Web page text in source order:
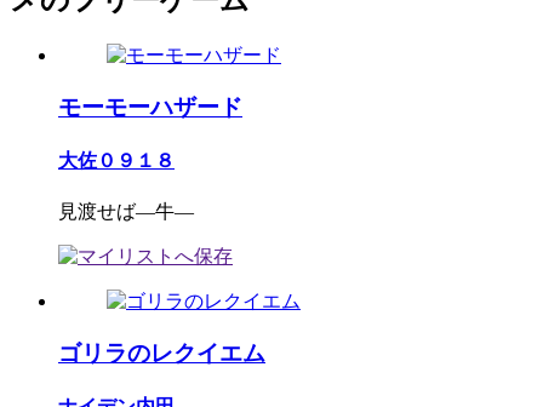
モーモーハザード
大佐０９１８
見渡せば―牛―
ゴリラのレクイエム